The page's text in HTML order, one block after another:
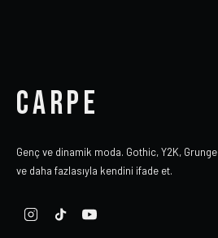
CARPE
Genç ve dinamik moda. Gothic, Y2K, Grunge
ve daha fazlasıyla kendini ifade et.